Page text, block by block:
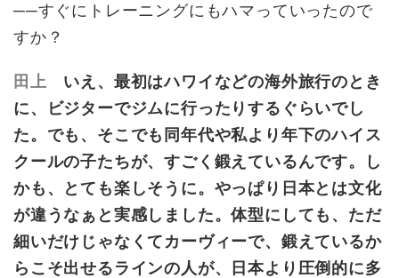
──すぐにトレーニングにもハマっていったので
すか？
田上
いえ、最初はハワイなどの海外旅行のとき
に、ビジターでジムに行ったりするぐらいでし
た。でも、そこでも同年代や私より年下のハイス
クールの子たちが、すごく鍛えているんです。し
かも、とても楽しそうに。やっぱり日本とは文化
が違うなぁと実感しました。体型にしても、ただ
細いだけじゃなくてカーヴィーで、鍛えているか
らこそ出せるラインの人が、日本より圧倒的に多